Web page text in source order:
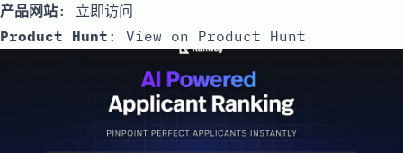
产品网站: 立即访问
Product Hunt : View on Product Hunt